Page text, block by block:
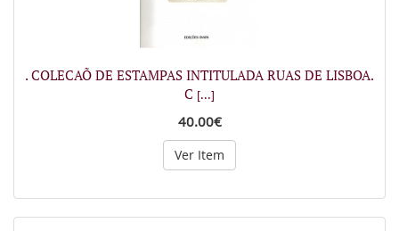
. COLECAÕ DE ESTAMPAS INTITULADA RUAS DE LISBOA.
C [...]
40.00€
Ver Item